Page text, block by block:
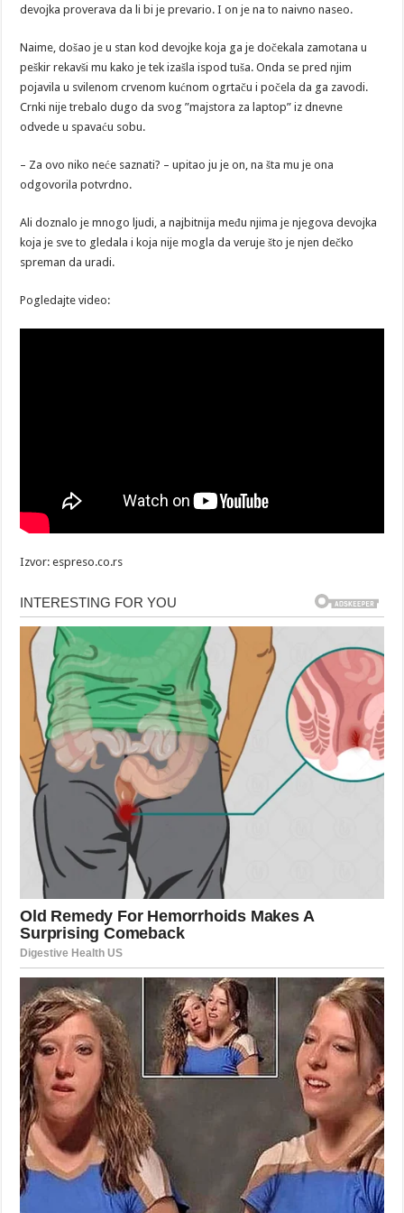
devojka proverava da li bi je prevario. I on je na to naivno naseo.
Naime, došao je u stan kod devojke koja ga je dočekala zamotana u
peškir rekavši mu kako je tek izašla ispod tuša. Onda se pred njim
pojavila u svilenom crvenom kućnom ogrtaču i počela da ga zavodi.
Crnki nije trebalo dugo da svog ”majstora za laptop” iz dnevne
odvede u spavaću sobu.
– Za ovo niko neće saznati? – upitao ju je on, na šta mu je ona
odgovorila potvrdno.
Ali doznalo je mnogo ljudi, a najbitnija među njima je njegova devojka
koja je sve to gledala i koja nije mogla da veruje što je njen dečko
spreman da uradi.
Pogledajte video:
Izvor: espreso.co.rs